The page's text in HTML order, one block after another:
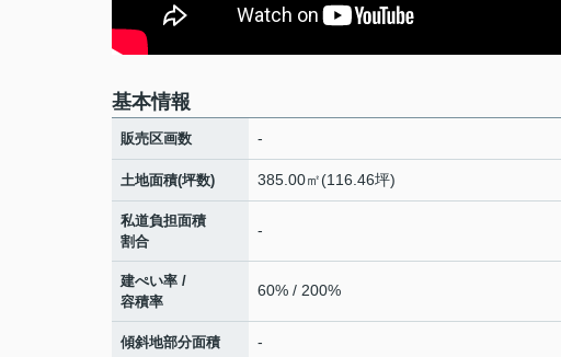
基本情報
販売区画数 -
土地面積(坪数) 385.00㎡(116.46坪)
私道負担面積
割合
-
建ぺい率 /
容積率
60% / 200%
傾斜地部分面積 -